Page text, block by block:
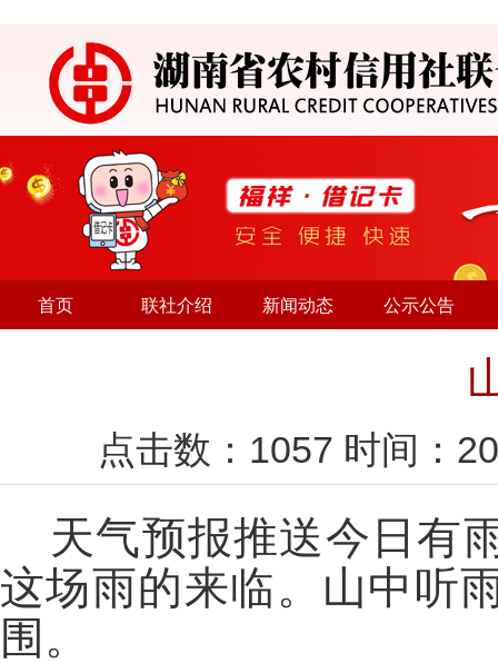
首页 联社介绍 新闻动态 公示公告
点击数： 1057 时间：
天气预报推送今日有
这场雨的来临。山中听
围。